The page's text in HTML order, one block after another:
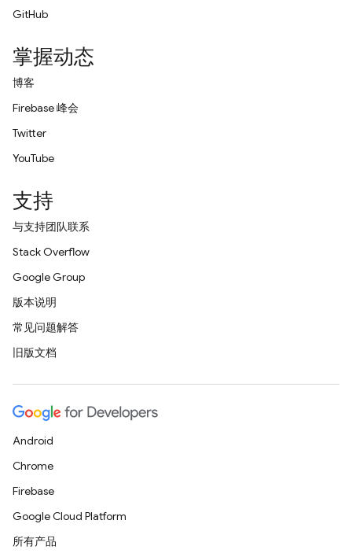
GitHub
掌握动态
博客
Firebase 峰会
Twitter
YouTube
支持
与支持团队联系
Stack Overflow
Google Group
版本说明
常见问题解答
旧版文档
Android
Chrome
Firebase
Google Cloud Platform
所有产品